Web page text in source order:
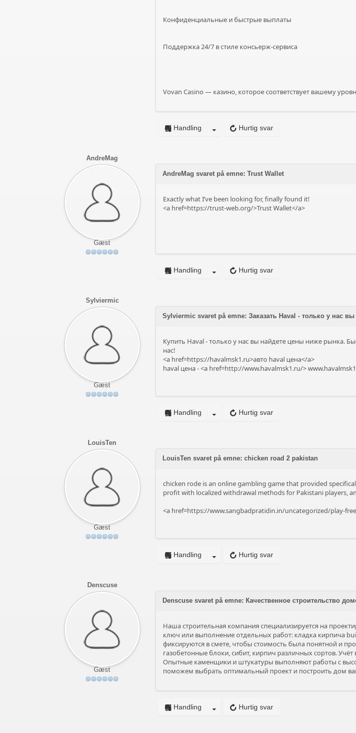
Конфиденциальные и быстрые выплаты
Поддержка 24/7 в стиле консьерж-сервиса
Vovan Casino — казино, которое соответствует вашему
Hurtig svar
Handling
AndreMag
Gæst
AndreMag svaret på emne: Trust Wallet
Exactly what I’ve been looking for, finally found it!
<a href=https://trust-web.org/>Trust Wallet</a>
Hurtig svar
Handling
Sylviermic
Gæst
Sylviermic svaret på emne: Заказать Haval - только у нас
Купить Haval - только у нас вы найдете цены ниже рынка.
нас!
<a href=https://havalmsk1.ru>авто haval цена</a>
haval цена - <a href=http://www.havalmsk1.ru/>
Hurtig svar
Handling
LouisTen
Gæst
LouisTen svaret på emne: chicken road 2 pakistan
chicken rode is an online gambling game that provided
profit with localized withdrawal methods for Pakistani players,
<a href=https://www.sangbadpratidin.in/uncategorized/play-
Hurtig svar
Handling
Denscuse
Gæst
Denscuse svaret på emne: Качественное строительство
Наша строительная компания специализируется на
ключ или выполнение отдельных работ: кладка кирпича
фиксируются в смете, чтобы стоимость была понятной и
газобетонные блоки, сибит, кирпич различных сортов.
Опытные каменщики и штукатуры выполняют работы с
поможем выбрать оптимальный проект и построить дом
Hurtig svar
Handling